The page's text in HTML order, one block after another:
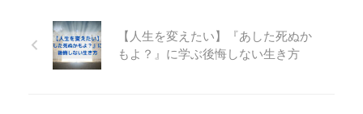
無理して頑張らない 『人間持
ってるエネルギー量が決まっ
てるから頑張らなきゃ結果が
待を裏切るのが怖い ゲシュタ
...
なりいい運動になった。」 掃
除をしていて、こんな経験を
している方は多いのではない
でしょうか。 また、「部屋の
だ！だから夢はでっかく！ そ
う思って目標を高く設定し、
【人生を変えたい】『あした死ぬか
もよ？』に学ぶ後悔しない生き方